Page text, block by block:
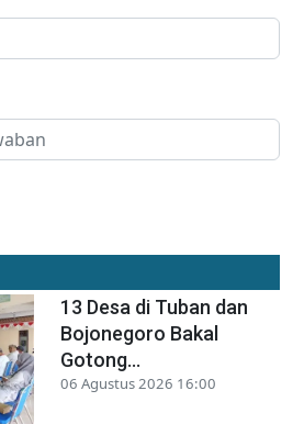
13 Desa di Tuban dan
Bojonegoro Bakal
Gotong...
06 Agustus 2026 16:00